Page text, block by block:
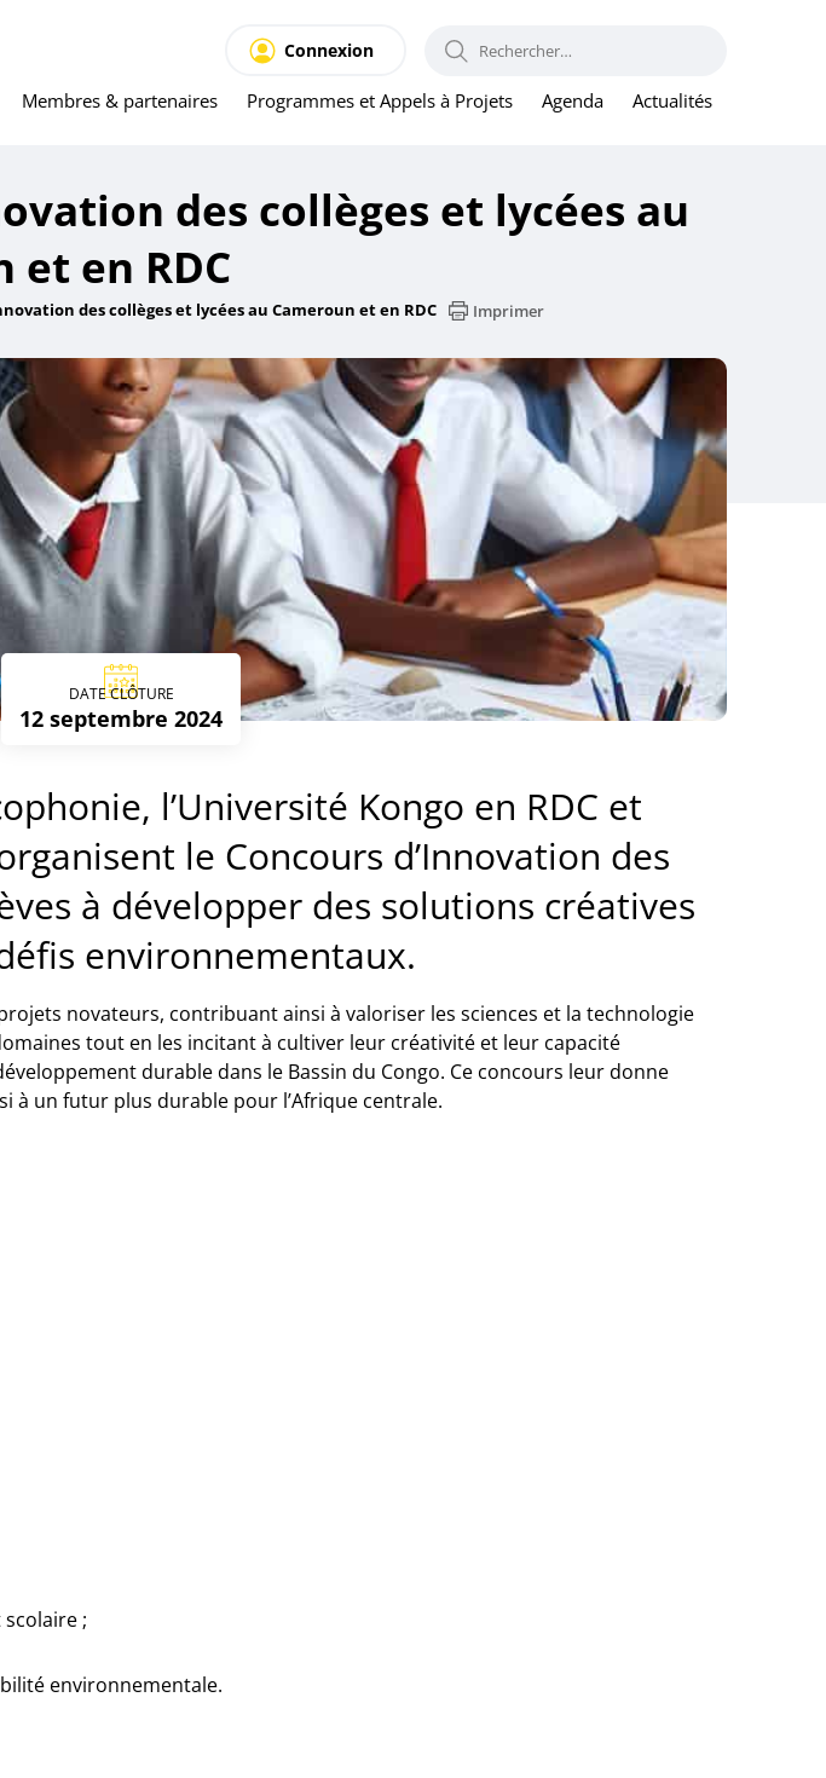
Membres & partenaires Programmes et Appels à Projets Agenda Actualités
Connexion RECHERCHER :
des collèges et lycées au
et en RDC
des collèges et lycées au Cameroun et en RDC Imprimer
DATE CLÔTURE
12 septembre 2024
l’Université Kongo en RDC et
le Concours d’Innovation des
à développer des solutions créatives
environnementaux.
novateurs, contribuant ainsi à valoriser les sciences et la technologie
tout en les incitant à cultiver leur créativité et leur capacité
durable dans le Bassin du Congo. Ce concours leur donne
à un futur plus durable pour l’Afrique centrale.
;
environnementale.